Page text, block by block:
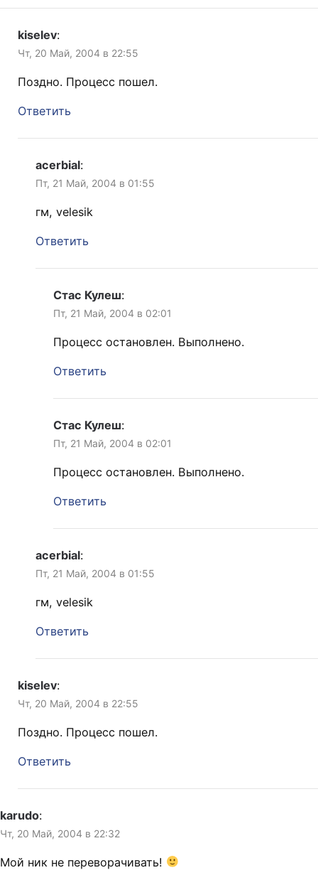
kiselev:
Чт, 20 Май, 2004 в 22:55
Поздно. Процесс пошел.
Ответить
acerbial:
Пт, 21 Май, 2004 в 01:55
гм, velesik
Ответить
Стас Кулеш:
Пт, 21 Май, 2004 в 02:01
Процесс остановлен. Выполнено.
Ответить
Стас Кулеш:
Пт, 21 Май, 2004 в 02:01
Процесс остановлен. Выполнено.
Ответить
acerbial:
Пт, 21 Май, 2004 в 01:55
гм, velesik
Ответить
kiselev:
Чт, 20 Май, 2004 в 22:55
Поздно. Процесс пошел.
Ответить
karudo:
Чт, 20 Май, 2004 в 22:32
Мой ник не переворачивать!